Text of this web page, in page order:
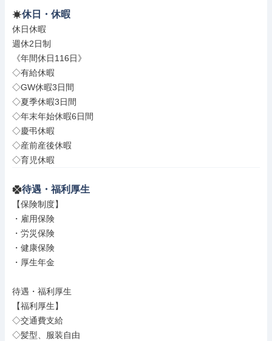
休日・休暇
休日休暇
週休2日制
《年間休日116日》
◇有給休暇
◇GW休暇3日間
◇夏季休暇3日間
◇年末年始休暇6日間
◇慶弔休暇
◇産前産後休暇
◇育児休暇
待遇・福利厚生
【保険制度】
・雇用保険
・労災保険
・健康保険
・厚生年金
待遇・福利厚生
【福利厚生】
◇交通費支給
◇髪型、服装自由